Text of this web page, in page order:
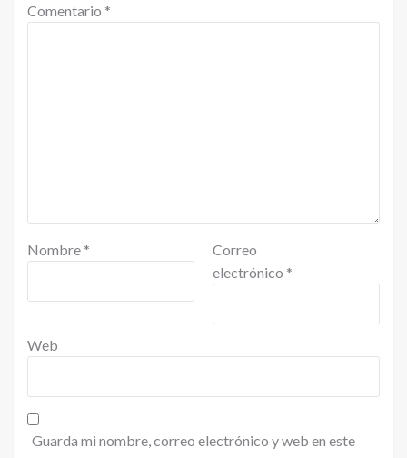
Comentario *
Nombre *
Correo
electrónico *
Web
Guarda mi nombre, correo electrónico y web en este